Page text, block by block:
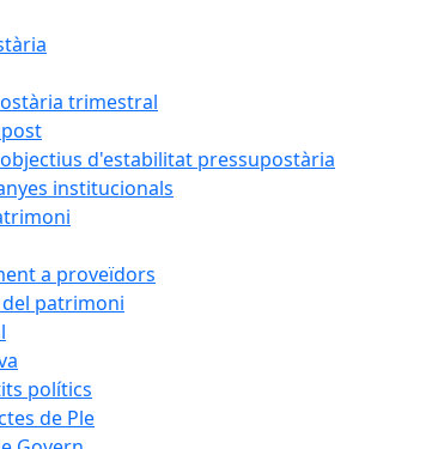
trimestral
d'estabilitat pressupostària
institucionals
a proveïdors
patrimoni
polítics
de Ple